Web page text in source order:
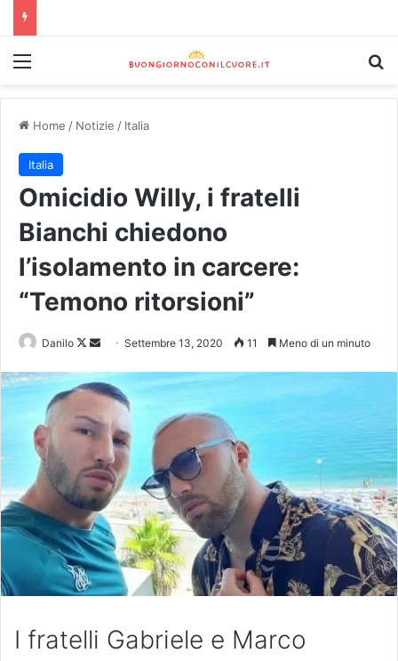
Home / Notizie / Italia
Italia
Omicidio Willy, i fratelli
Bianchi chiedono
l’isolamento in carcere:
“Temono ritorsioni”
Danilo Settembre 13, 2020 11 Meno di un minuto
I fratelli Gabriele e Marco